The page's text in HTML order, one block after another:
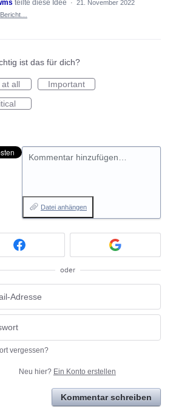
teilte diese Idee · 21. November 2022
Bericht…
ist das für dich?
at all
Important
Kommentar hinzufügen…
Datei anhängen
oder
vergessen?
Neu hier? Ein Konto erstellen
Kommentar schreiben